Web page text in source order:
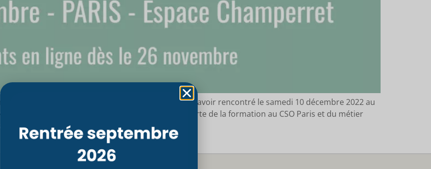
Supérieur d’Ostéopathie est ravi de vous avoir rencontré le samedi 10 décembre 2022 au
étudiants vous ont accompagné dans la découverte de la formation au CSO Paris et du métier